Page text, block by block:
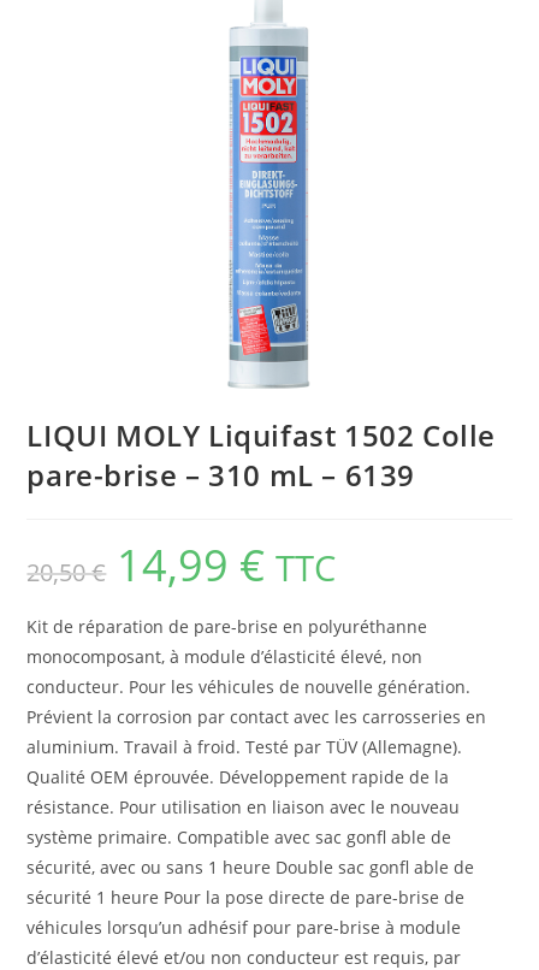
LIQUI MOLY Liquifast 1502 Colle
pare-brise – 310 mL – 6139
20,50€ 14,99 € TTC
Kit de réparation de pare-brise en polyuréthanne
monocomposant, à module d’élasticité élevé, non
conducteur. Pour les véhicules de nouvelle génération.
Prévient la corrosion par contact avec les carrosseries en
aluminium. Travail à froid. Testé par TÜV (Allemagne).
Qualité OEM éprouvée. Développement rapide de la
résistance. Pour utilisation en liaison avec le nouveau
système primaire. Compatible avec sac gonfl able de
sécurité, avec ou sans 1 heure Double sac gonfl able de
sécurité 1 heure Pour la pose directe de pare-brise de
véhicules lorsqu’un adhésif pour pare-brise à module
d’élasticité élevé et/ou non conducteur est requis, par